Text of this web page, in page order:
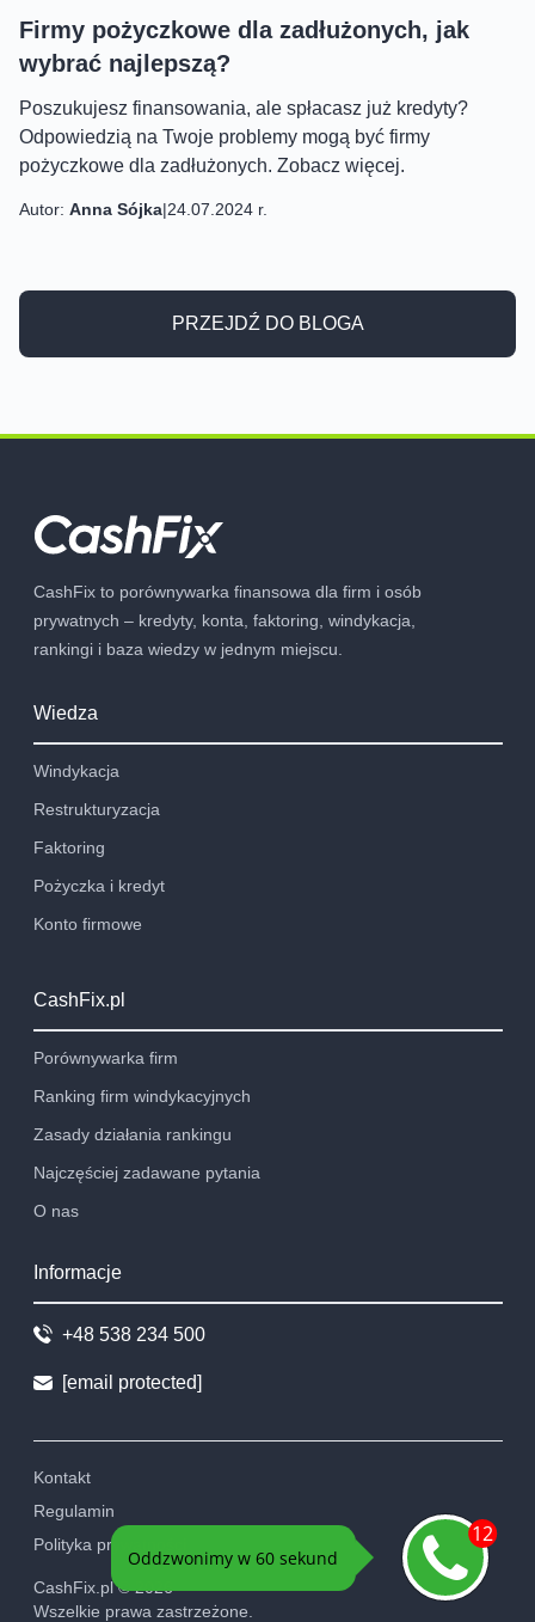
Firmy pożyczkowe dla zadłużonych, jak
wybrać najlepszą?
Poszukujesz finansowania, ale spłacasz już kredyty?
Odpowiedzią na Twoje problemy mogą być firmy
pożyczkowe dla zadłużonych. Zobacz więcej.
Autor: Anna Sójka|24.07.2024 r.
PRZEJDŹ DO BLOGA
CashFix to porównywarka finansowa dla firm i osób
prywatnych – kredyty, konta, faktoring, windykacja,
rankingi i baza wiedzy w jednym miejscu.
Wiedza
Windykacja
Restrukturyzacja
Faktoring
Pożyczka i kredyt
Konto firmowe
CashFix.pl
Porównywarka firm
Ranking firm windykacyjnych
Zasady działania rankingu
Najczęściej zadawane pytania
O nas
Informacje
+48 538 234 500
[email protected]
CashFix.pl ©2026
Wszelkie prawa zastrzeżone.
Kontakt
Regulamin
Polityka prywatności